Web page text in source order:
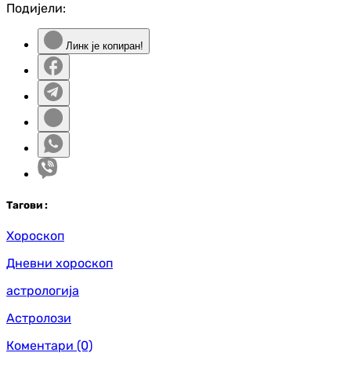
Подијели:
Линк је копиран!
Тагови :
Хороскоп
Дневни хороскоп
астрологија
Астролози
Коментари (0)